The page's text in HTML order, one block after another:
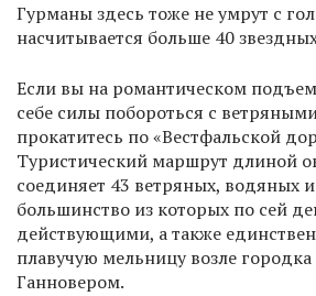
Гурманы здесь тоже не умрут с
насчитывается больше 40
Если вы на романтическом
себе силы побороться с
прокатитесь по «Вестфальской
Туристический маршрут длиной
соединяет 43 ветряных, водяных
большинство из которых по сей
действующими, а также
плавучую мельницу возле
Ганновером.